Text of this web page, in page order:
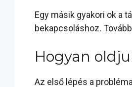
Egy másik gyakori ok a
bekapcsoláshoz.
Hogyan
Az első lépés a